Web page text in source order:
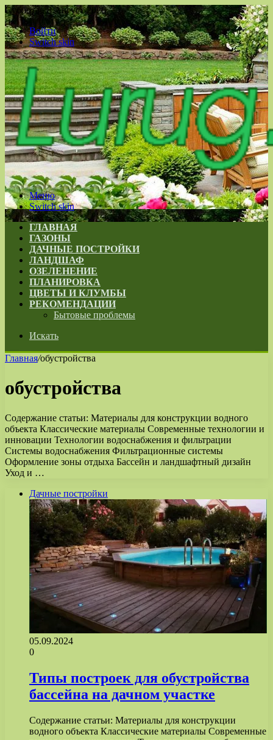
Суббота , 8 Август 2026
Войти
Switch skin
Меню
Switch skin
ГЛАВНАЯ
ГАЗОНЫ
ДАЧНЫЕ ПОСТРОЙКИ
ЛАНДШАФ
ОЗЕЛЕНЕНИЕ
ПЛАНИРОВКА
ЦВЕТЫ И КЛУМБЫ
РЕКОМЕНДАЦИИ
Бытовые проблемы
Искать
Главная/обустройства
обустройства
Содержание статьи: Материалы для конструкции водного
объекта Классические материалы Современные технологии и
инновации Технологии водоснабжения и фильтрации
Системы водоснабжения Фильтрационные системы
Оформление зоны отдыха Бассейн и ландшафтный дизайн
Уход и …
Дачные постройки
05.09.2024
0
Типы построек для обустройства
бассейна на дачном участке
Содержание статьи: Материалы для конструкции
водного объекта Классические материалы Современные